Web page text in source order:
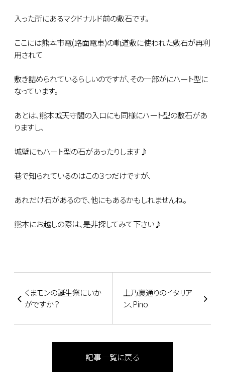
入った所にあるマクドナルド前の敷石です。
ここには熊本市電(路面電車)の軌道敷に使われた敷石が再利
用されて
敷き詰められているらしいのですが、その一部がにハート型に
なっています。
あとは、熊本城天守閣の入口にも同様にハート型の敷石があ
りますし、
城壁にもハート型の石があったりします♪
巷で知られているのはこの３つだけですが、
あれだけ石があるので、他にもあるかもしれませんね。
熊本にお越しの際は、是非探してみて下さい♪
くまモンの誕生祭にいか
がですか？
上乃裏通りのイタリア
ン、Pino
記事一覧に戻る